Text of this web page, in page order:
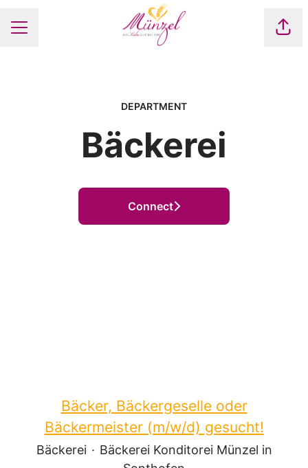
Karrieremenü
DEPARTMENT
Bäckerei
Connect
Bäcker, Bäckergeselle oder
Bäckermeister (m/w/d) gesucht!
Bäckerei · Bäckerei Konditorei Münzel in